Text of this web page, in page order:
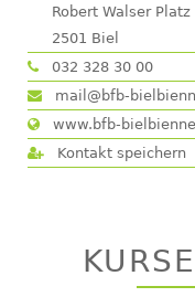
Robert Walser Platz
2501 Biel
032 328 30 00
mail@bfb-
www.bfb-
Kontakt speichern